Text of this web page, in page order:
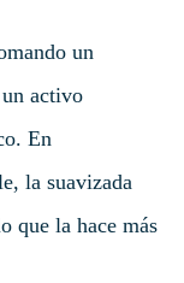
un
activo
En
la suavizada
que la hace más